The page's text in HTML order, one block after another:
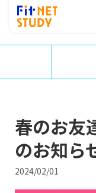
春のお友
のお知ら
2024/02/01